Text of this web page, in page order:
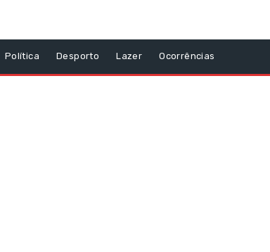
Política Desporto Lazer Ocorrências